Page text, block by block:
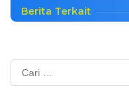
Berita Terkait
Cari
untuk: